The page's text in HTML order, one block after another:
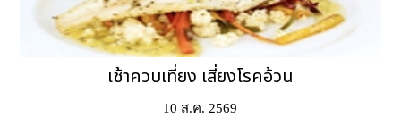
เช้าควบเที่ยง เสี่ยงโรคอ้วน
10 ส.ค. 2569